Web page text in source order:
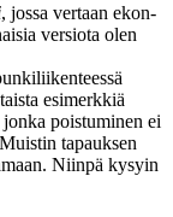
, jos­sa ver­taan ekon­
ver­sio­ta olen
esimerkkiä
pois­tu­mi­nen ei
tapauk­sen
Niin­pä kysyin